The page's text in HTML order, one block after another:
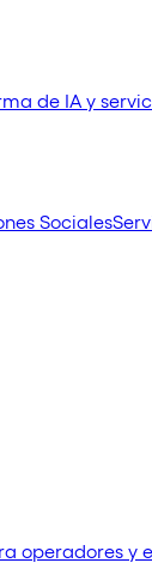
de IA y
Sociales
operadores y